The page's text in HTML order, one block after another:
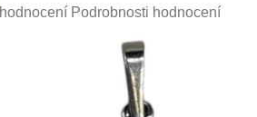
Podrobnosti hodnocení